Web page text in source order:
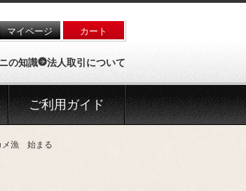
マイページ カート
の知識 法人取引について
ご利用ガイド
メ漁 始まる